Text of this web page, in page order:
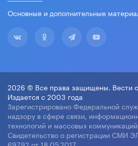
Основные и дополнительные
2026 © Все права защищены. Вести
Издается с 2003 года
Зарегистрировано Федеральной
надзору в сфере связи,
технологий и массовых
Свидетельство о регистрации СМИ